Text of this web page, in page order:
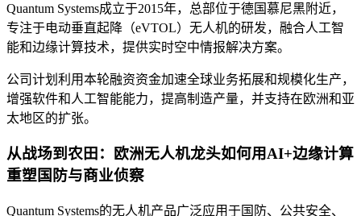
Quantum Systems成立于2015年，总部位于德国慕尼黑附近，
专注于电动垂直起降（eVTOL）无人机的研发，融合人工智
能和边缘计算技术，提供实时空中情报解决方案。
公司计划利用本轮融资资金加速全球业务拓展和规模化生产，
增强软件和人工智能能力，提高制造产量，并支持在欧洲和亚
太地区的扩张。
从战场到农田：欧洲无人机龙头如何用AI+边缘计算
重塑国防与商业侦察
Quantum Systems的无人机产品广泛应用于国防、公共安全、